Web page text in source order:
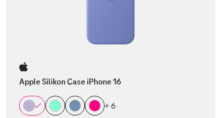
Apple Silikon Case iPhone 16
+ 6